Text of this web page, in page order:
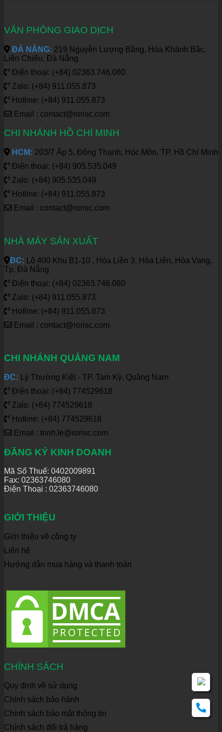
VĂN PHÒNG GIAO DỊCH
ĐÀ NẴNG: 219 Nguyễn Lương Bằng, Hòa Khánh Bắc,
Liên Chiểu, Đà Nẵng
Điện thoại: (+84) 02363.746.080
Zalo: (+84) 911.055.873
Hotline: (+84) 911.055.873
Email : contact@rorisc.com
CHI NHÁNH HỒ CHÍ MINH
HCM: 203/7 Ấp 5, Đông Thạnh, Hóc Môn, TP. Hồ Chí Minh
Điện thoại: (+84) 905.535.049
Zalo: (+84) 905.535.049
Hotline: (+84) 911.055.873
Email : contact@rorisc.com
NHÀ MÁY SẢN XUẤT
ĐC: Lô 400 Khu B1-10 , Hòa Liên 3, Hòa Liên, Hòa Vang,
Tp. Đà Nẵng
Điện thoại: (+84) 02363.746.080
Zalo: (+84) 911.055.873
Hotline: (+84) 911.055.873
Email : contact@rorisc.com
CHI NHÁNH QUẢNG NAM
ĐC: Lý Thường Kiệt - TP. Tam Kỳ, Quảng Nam
Điện thoại: (+84) 774529618
Zalo: (+84) 774529618
Hotline: (+84) 774529618
Email : trinh.le@rorisc.com
ĐĂNG KÝ KINH DOANH
Mã Số Thuế: 0402009891
Fax: 02363746080
Điện Thoại : 02363746080
GIỚI THIỆU
Giới thiệu về công ty
Liên hệ
Hướng dẫn mua hàng và thanh toán
CHÍNH SÁCH
Quy định về sử dụng
Chính sách bảo hành
Chính sách bảo mật thông tin
Chính sách đổi trả hàng